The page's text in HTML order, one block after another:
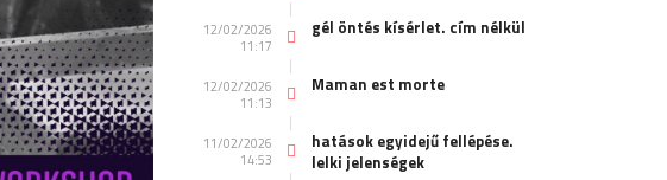
12/02/2026
11:17
gél öntés kísérlet. cím nélkül
12/02/2026
11:13
Maman est morte
11/02/2026
14:53
hatások egyidejű fellépése.
lelki jelenségek